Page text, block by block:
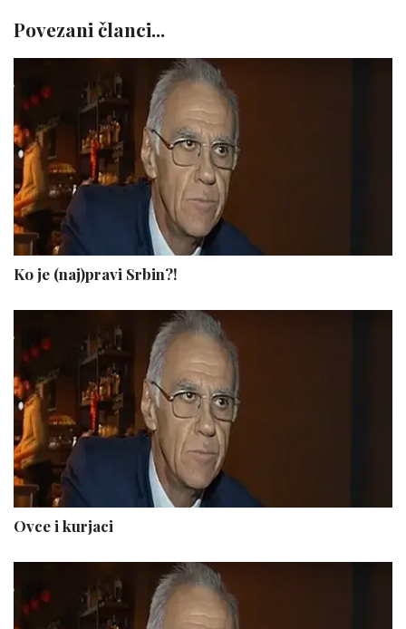
Povezani članci...
Ko je (naj)pravi Srbin?!
Ovce i kurjaci